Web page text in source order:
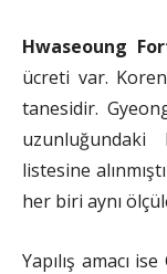
Hwaseoung
ücreti var.
tanesidir.
uzunluğundaki
listesine
her biri aynı
Yapılış amacı